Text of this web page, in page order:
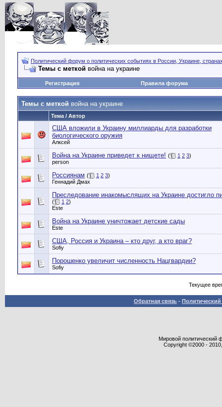
Политический форум о политических событиях в России, Украине,
Темы с меткой война на украине
Регистрация Правила форума
Темы с меткой война на украине
Тема / Автор
США вложили в Украину миллиарды для разработки
биологического оружия
Алксей
Война на Украине приведет к нищете! ( 1 2 3)
person
Россиянам ( 1 2 3)
Геннадий Дмах
Преследование инакомыслящих на Украине достигло
( 1 2)
Este
Война на Украине уничтожает детские сады
Este
США, Россия и Украина – кто друг, а кто враг?
Sofiy
Порошенко увеличит численность Нацгвардии?
Sofiy
Текущее
Обратная связь -
Мировой политический
Copyright ©2000 -